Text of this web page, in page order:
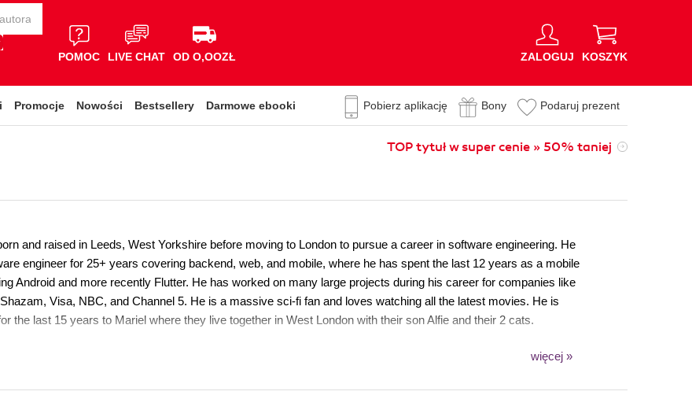
POMOC LIVE CHAT OD O,OOZŁ ZALOGUJ KOSZYK
Promocje Nowości Bestsellery Darmowe ebooki Pobierz aplikację Bony Podaruj prezent
TOP tytuł w super cenie » 50% taniej
and raised in Leeds, West Yorkshire before moving to London to pursue a career in software engineering. He
engineer for 25+ years covering backend, web, and mobile, where he has spent the last 12 years as a mobile
Android and more recently Flutter. He has worked on many large projects during his career for companies like
Visa, NBC, and Channel 5. He is a massive sci-fi fan and loves watching all the latest movies. He is
the last 15 years to Mariel where they live together in West London with their son Alfie and their 2 cats.
więcej »